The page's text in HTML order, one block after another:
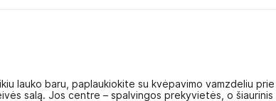
lauko baru, paplaukiokite su kvėpavimo vamzdeliu prie
salą. Jos centre – spalvingos prekyvietės, o šiaurinis